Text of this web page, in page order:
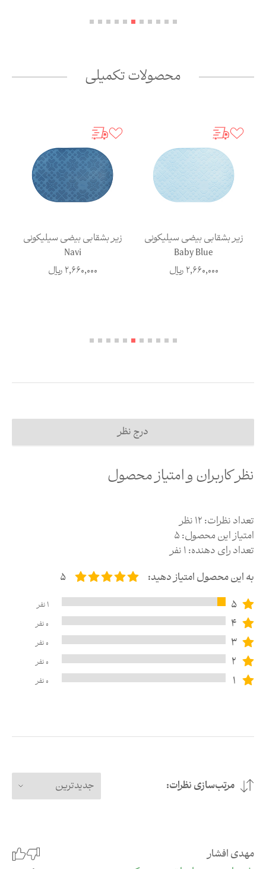
محصولات تکمیلی
زیر بشقابی بیضی سیلیکونی
Baby Blue
2,660,000ریال
زیر بشقابی بیضی سیلیکونی
Navi
2,660,000ریال
نظر کاربران و امتیاز محصول
درج نظر
تعداد نظرات:12نظر
امتیاز این محصول:5
تعداد رای دهنده:1نفر
به این محصول امتیاز دهید:
5
5
1نفر
4
0نفر
3
0نفر
2
0نفر
1
0نفر
مرتب‌سازی نظرات: جدیدترین
مهدی افشار